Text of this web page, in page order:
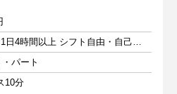
週1日以上 1日4時間以上 シフト自由・自己申告
パート
10分